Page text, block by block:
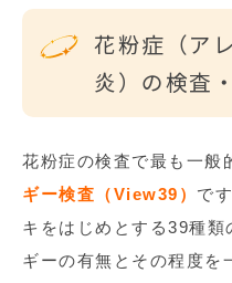
花粉症（ア
炎）の検査
花粉症の検査で最も一般
ギー検査（View39） です
キをはじめとする39種類
ギーの有無とその程度を